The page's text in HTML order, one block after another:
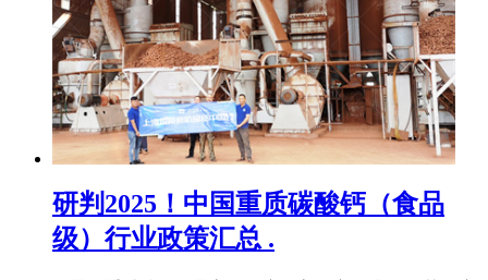
研判2025！中国重质碳酸钙（食品
级）行业政策汇总 .